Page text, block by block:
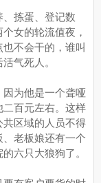
拣蛋、登记数
女的轮流值夜，
不会干的，谁叫
气死人。
为他是一个聋哑
二百元左右。这样
区域的人员不得
老板娘还有一个
六只大狼狗了。